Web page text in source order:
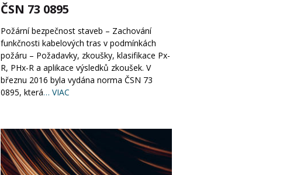
ČSN 73 0895
Požární bezpečnost staveb – Zachování
funkčnosti kabelových tras v podmínkách
požáru – Požadavky, zkoušky, klasifikace Px-
R, PHx-R a aplikace výsledků zkoušek. V
březnu 2016 byla vydána norma ČSN 73
0895, která… VIAC